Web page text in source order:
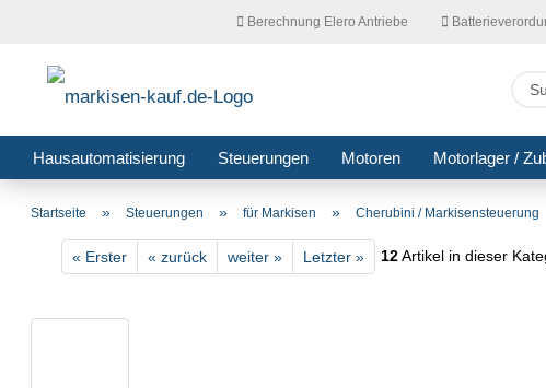
Berechnung Elero Antriebe
Hausautomatisierung Steuerungen Motoren Motorlager /
Startseite » Steuerungen » für Markisen » Cherubini / Markisensteuerung
« Erster « zurück weiter » Letzter » 12Artikel in dieser